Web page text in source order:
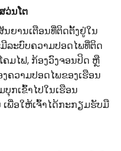
ວ່ນໂຕ
ນຍານເຕືອນທີ່ຕິດຕັ້ງຢູ່ໃນ
ລະບົບຄວາມປອດໄພທີ່ຕິດ
ມໄຟ, ກ້ອງວົງຈອນປິດ ຫຼື
ຄວາມປອດໄພຂອງເຮືອນ
ກເຂົ້າໄປໃນເຮືອນ
ພື່ອ​ໃຫ້ເຈົ້າໄດ້ກະກຽມ​ຮັບມື